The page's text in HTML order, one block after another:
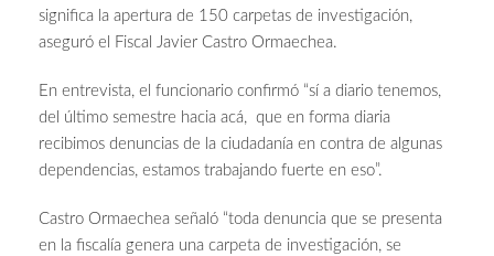
significa la apertura de 150 carpetas de investigación,
aseguró el Fiscal Javier Castro Ormaechea.
En entrevista, el funcionario confirmó “sí a diario tenemos,
del último semestre hacia acá, que en forma diaria
recibimos denuncias de la ciudadanía en contra de algunas
dependencias, estamos trabajando fuerte en eso”.
Castro Ormaechea señaló “toda denuncia que se presenta
en la fiscalía genera una carpeta de investigación, se